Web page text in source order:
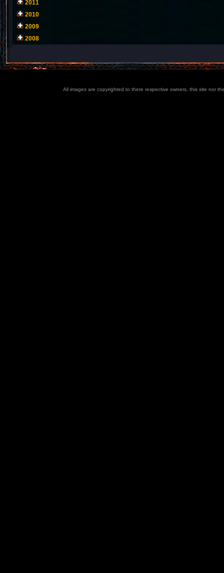
2011
2010
2009
2008
All images are copyrighted to there respective owners, this site nor